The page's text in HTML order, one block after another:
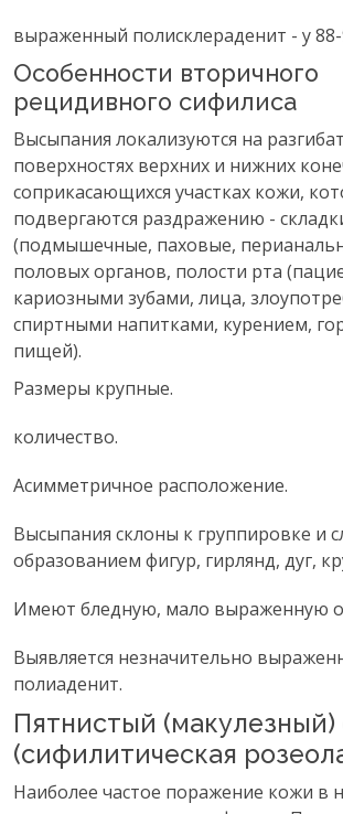
выраженный полисклераденит - у 88-
Особенности вторичного
рецидивного сифилиса
Высыпания локализуются на
поверхностях верхних и нижних
соприкасающихся участках кожи,
подвергаются раздражению -
(подмышечные, паховые,
половых органов, полости рта
кариозными зубами, лица,
спиртными напитками, курением,
пищей).
Размеры крупные.
количество.
Асимметричное расположение.
Высыпания склоны к группировке и
образованием фигур, гирлянд, дуг,
Имеют бледную, мало выраженную
Выявляется незначительно
полиаденит.
Пятнистый
(сифилитическая
Наиболее частое поражение кожи в